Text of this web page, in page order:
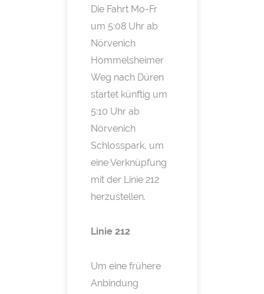
Die Fahrt Mo-Fr
um 5:08 Uhr ab
Nörvenich
Hommelsheimer
Weg nach Düren
startet künftig um
5:10 Uhr ab
Nörvenich
Schlosspark, um
eine Verknüpfung
mit der Linie 212
herzustellen.
Linie 212
Um eine frühere
Anbindung